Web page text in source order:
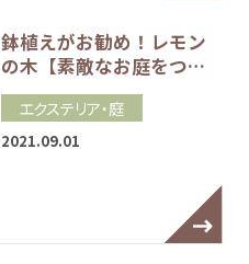
鉢植えがお勧め！レモン
の木【素敵なお庭をつ…
エクステリア・庭
2021.09.01